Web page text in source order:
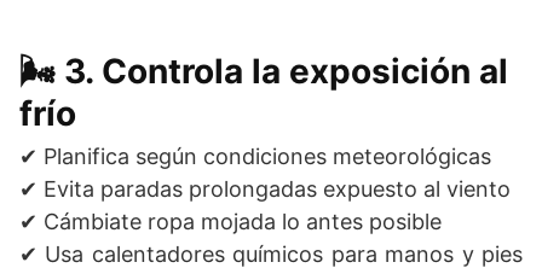
🌬️ 3. Controla la exposición al
frío
✔ Planifica según condiciones meteorológicas
✔ Evita paradas prolongadas expuesto al viento
✔ Cámbiate ropa mojada lo antes posible
✔ Usa calentadores químicos para manos y pies